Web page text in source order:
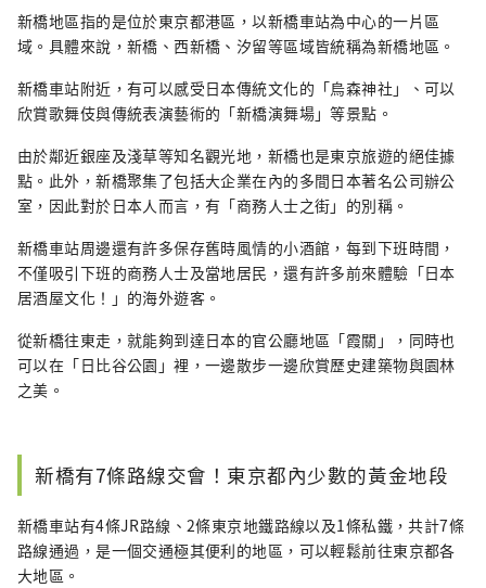
新橋地區指的是位於東京都港區，以新橋車站為中心的一片區
域。具體來說，新橋、西新橋、汐留等區域皆統稱為新橋地區。
新橋車站附近，有可以感受日本傳統文化的「烏森神社」、可以
欣賞歌舞伎與傳統表演藝術的「新橋演舞場」等景點。
由於鄰近銀座及淺草等知名觀光地，新橋也是東京旅遊的絕佳據
點。此外，新橋聚集了包括大企業在內的多間日本著名公司辦公
室，因此對於日本人而言，有「商務人士之街」的別稱。
新橋車站周邊還有許多保存舊時風情的小酒館，每到下班時間，
不僅吸引下班的商務人士及當地居民，還有許多前來體驗「日本
居酒屋文化！」的海外遊客。
從新橋往東走，就能夠到達日本的官公廳地區「霞關」，同時也
可以在「日比谷公園」裡，一邊散步一邊欣賞歷史建築物與園林
之美。
新橋有7條路線交會！東京都內少數的黃金地段
新橋車站有4條JR路線、2條東京地鐵路線以及1條私鐵，共計7條
路線通過，是一個交通極其便利的地區，可以輕鬆前往東京都各
大地區。